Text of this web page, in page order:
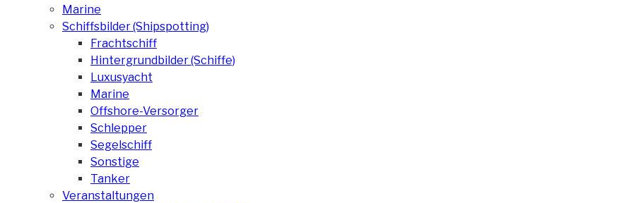
Marine
Schiffsbilder (Shipspotting)
Frachtschiff
Hintergrundbilder (Schiffe)
Luxusyacht
Marine
Offshore-Versorger
Schlepper
Segelschiff
Sonstige
Tanker
Veranstaltungen